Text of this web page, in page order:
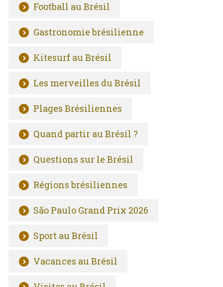
Football au Brésil
Gastronomie brésilienne
Kitesurf au Brésil
Les merveilles du Brésil
Plages Brésiliennes
Quand partir au Brésil ?
Questions sur le Brésil
Régions brésiliennes
São Paulo Grand Prix 2026
Sport au Brésil
Vacances au Brésil